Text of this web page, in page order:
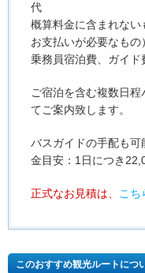
代
概算料金に含まれな
お支払いが必要なもの
乗務員宿泊費、ガイ
・ご宿泊を含む複数日
てご案内致します。
・バスガイドの手配も
金目安：1日につき
・正式なお見積は、 こち
このおすすめ観光ルートにつ